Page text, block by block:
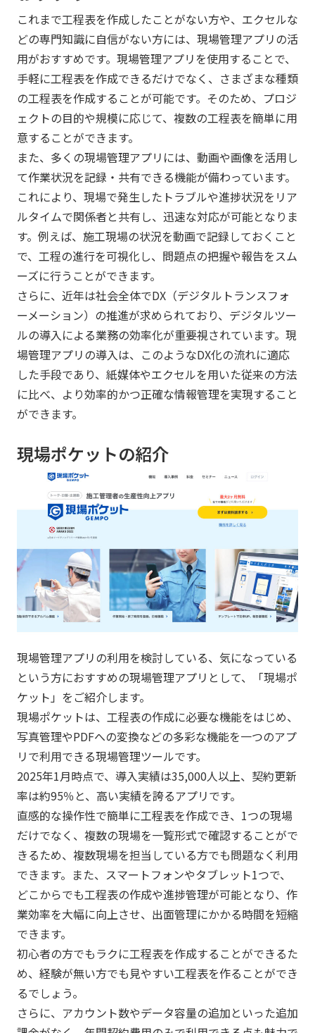
これまで工程表を作成したことがない方や、エクセルな
どの専門知識に自信がない方には、現場管理アプリの活
用がおすすめです。現場管理アプリを使用することで、
手軽に工程表を作成できるだけでなく、さまざまな種類
の工程表を作成することが可能です。そのため、プロジ
ェクトの目的や規模に応じて、複数の工程表を簡単に用
意することができます。
また、多くの現場管理アプリには、動画や画像を活用し
て作業状況を記録・共有できる機能が備わっています。
これにより、現場で発生したトラブルや進捗状況をリア
ルタイムで関係者と共有し、迅速な対応が可能となりま
す。例えば、施工現場の状況を動画で記録しておくこと
で、工程の進行を可視化し、問題点の把握や報告をスム
ーズに行うことができます。
さらに、近年は社会全体でDX（デジタルトランスフォ
ーメーション）の推進が求められており、デジタルツー
ルの導入による業務の効率化が重要視されています。現
場管理アプリの導入は、このようなDX化の流れに適応
した手段であり、紙媒体やエクセルを用いた従来の方法
に比べ、より効率的かつ正確な情報管理を実現すること
ができます。
現場ポケットの紹介
現場管理アプリの利用を検討している、気になっている
という方におすすめの現場管理アプリとして、「現場ポ
ケット」をご紹介します。
現場ポケットは、工程表の作成に必要な機能をはじめ、
写真管理やPDFへの変換などの多彩な機能を一つのアプ
リで利用できる現場管理ツールです。
2025年1月時点で、導入実績は35,000人以上、契約更新
率は約95％と、高い実績を誇るアプリです。
直感的な操作性で簡単に工程表を作成でき、1つの現場
だけでなく、複数の現場を一覧形式で確認することがで
きるため、複数現場を担当している方でも問題なく利用
できます。また、スマートフォンやタブレット1つで、
どこからでも工程表の作成や進捗管理が可能となり、作
業効率を大幅に向上させ、出面管理にかかる時間を短縮
できます。
初心者の方でもラクに工程表を作成することができるた
め、経験が無い方でも見やすい工程表を作ることができ
るでしょう。
さらに、アカウント数やデータ容量の追加といった追加